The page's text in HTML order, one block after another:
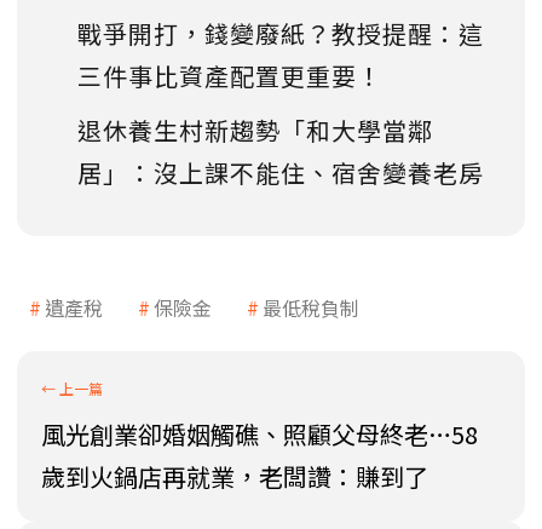
戰爭開打，錢變廢紙？教授提醒：這
三件事比資產配置更重要！
退休養生村新趨勢「和大學當鄰
居」：沒上課不能住、宿舍變養老房
遺產稅 保險金 最低稅負制
風光創業卻婚姻觸礁、照顧父母終老…58
歲到火鍋店再就業，老闆讚：賺到了